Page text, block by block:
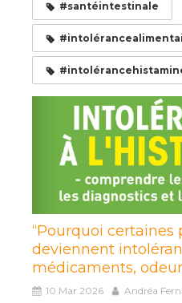
#santéintestinale
“Pourquoi certaines
deviennent
médicaments,
10 Mar 2026 Andréa